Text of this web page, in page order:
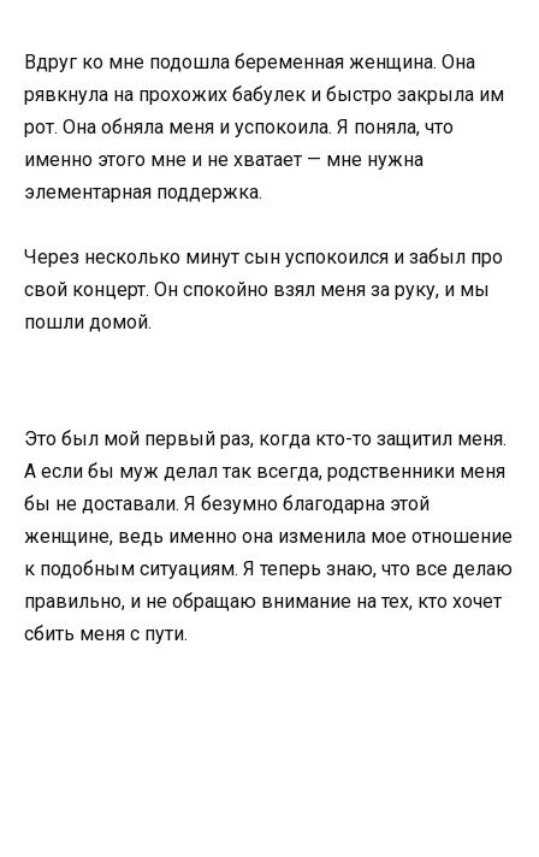
Вдруг ко мне подошла беременная женщина. Она
рявкнула на прохожих бабулек и быстро закрыла им
рот. Она обняла меня и успокоила. Я поняла, что
именно этого мне и не хватает — мне нужна
элементарная поддержка.
Через несколько минут сын успокоился и забыл про
свой концерт. Он спокойно взял меня за руку, и мы
пошли домой.
Это был мой первый раз, когда кто-то защитил меня.
А если бы муж делал так всегда, родственники меня
бы не доставали. Я безумно благодарна этой
женщине, ведь именно она изменила мое отношение
к подобным ситуациям. Я теперь знаю, что все делаю
правильно, и не обращаю внимание на тех, кто хочет
сбить меня с пути.